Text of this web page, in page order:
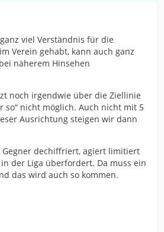
viel Verständnis für die
Verein gehabt, kann auch ganz
näherem Hinsehen
noch irgendwie über die Ziellinie
so“ nicht möglich. Auch nicht mit 5
Ausrichtung steigen wir dann
dechiffriert, agiert limitiert
der Liga überfordert. Da muss ein
das wird auch so kommen.